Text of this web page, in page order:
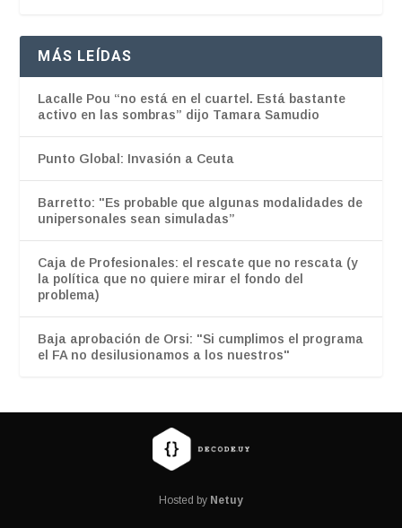
MÁS LEÍDAS
Lacalle Pou “no está en el cuartel. Está bastante
activo en las sombras” dijo Tamara Samudio
Punto Global: Invasión a Ceuta
Barretto: "Es probable que algunas modalidades de
unipersonales sean simuladas”
Caja de Profesionales: el rescate que no rescata (y
la política que no quiere mirar el fondo del
problema)
Baja aprobación de Orsi: "Si cumplimos el programa
el FA no desilusionamos a los nuestros"
Hosted by Netuy